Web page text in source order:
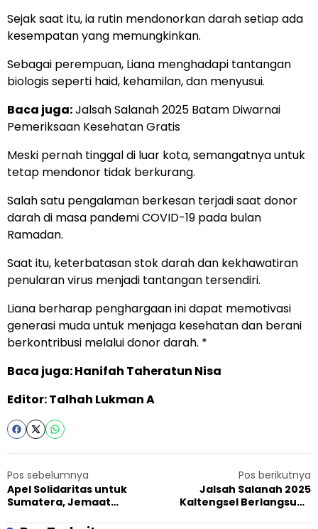
Sejak saat itu, ia rutin mendonorkan darah setiap ada
kesempatan yang memungkinkan.
Sebagai perempuan, Liana menghadapi tantangan
biologis seperti haid, kehamilan, dan menyusui.
Baca juga:Jalsah Salanah 2025 Batam Diwarnai
Pemeriksaan Kesehatan Gratis
Meski pernah tinggal di luar kota, semangatnya untuk
tetap mendonor tidak berkurang.
Salah satu pengalaman berkesan terjadi saat donor
darah di masa pandemi COVID-19 pada bulan
Ramadan.
Saat itu, keterbatasan stok darah dan kekhawatiran
penularan virus menjadi tantangan tersendiri.
Liana berharap penghargaan ini dapat memotivasi
generasi muda untuk menjaga kesehatan dan berani
berkontribusi melalui donor darah. *
Baca juga: Hanifah Taheratun Nisa
Editor: Talhah Lukman A
Pos sebelumnya
Apel Solidaritas untuk
Sumatera, Jemaat
Pos berikutnya
Jalsah Salanah 2025
Kaltengsel Berlangsung